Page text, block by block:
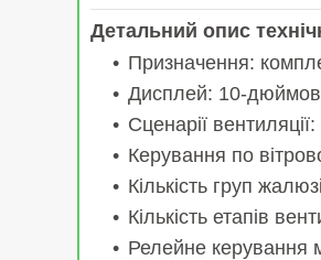
Детальний опис
Призначення:
Дисплей: 10-
Сценарії
Керування по
Кількість груп
Кількість етапів
Релейне керування